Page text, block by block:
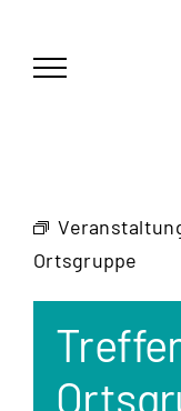
springen
Ortsgruppe